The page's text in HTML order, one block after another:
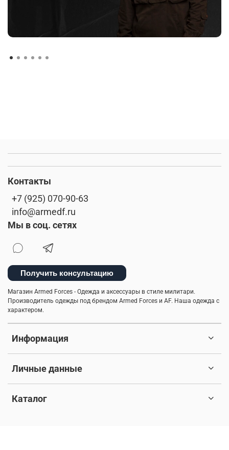
Информация
Личные данные
Каталог
Контакты
+7 (925) 070-90-63
info@armedf.ru
Мы в соц. сетях
Получить консультацию
Магазин Armed Forces - Одежда и аксессуары в стиле милитари.
Производитель одежды под брендом Armed Forces и AF. Наша одежда с
характером.